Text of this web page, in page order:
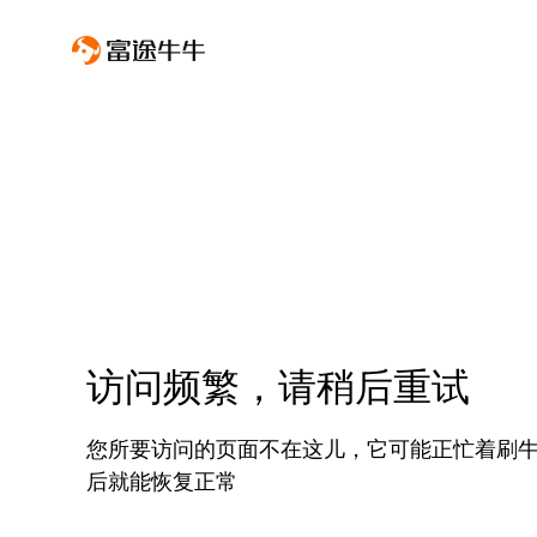
访问频繁，请稍后重试
您所要访问的页面不在这儿，它可能正忙着刷
后就能恢复正常